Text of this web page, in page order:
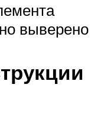
выверено